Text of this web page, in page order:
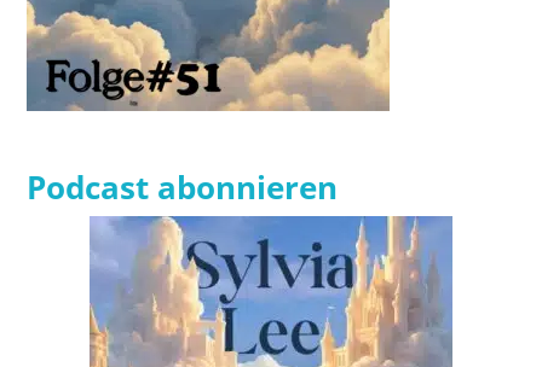
Podcast abonnieren